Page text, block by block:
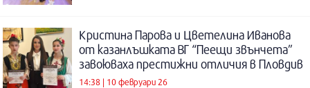
Кристина Парова и Цветелина Иванова
от казанлъшката ВГ “Пеещи звънчета”
завоюваха престижни отличия в Пловдив
14:38 | 10 февруари 26